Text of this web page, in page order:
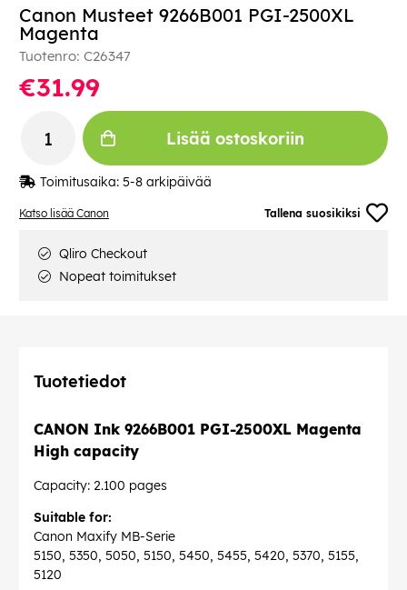
Katso lisää Canon Tallena suosikiksi
Canon Musteet 9266B001 PGI-2500XL
Magenta
Tuotenro: C26347
€31.99
Lisää ostoskoriin
Toimitusaika: 5-8 arkipäivää
Qliro Checkout
Nopeat toimitukset
Tuotetiedot
CANON Ink 9266B001 PGI-2500XL Magenta
High capacity
Capacity: 2.100 pages
Suitable for:
Canon Maxify MB-Serie
5150, 5350, 5050, 5150, 5450, 5455, 5420, 5370, 5155,
5120